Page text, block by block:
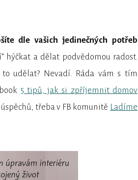
dle vašich jedinečných potřeb
hýčkat a dělat podvědomou radost.
udělat? Nevadí. Ráda vám s tím
5 tipů, jak si zpříjemnit domov
třeba v FB komunitě Ladíme